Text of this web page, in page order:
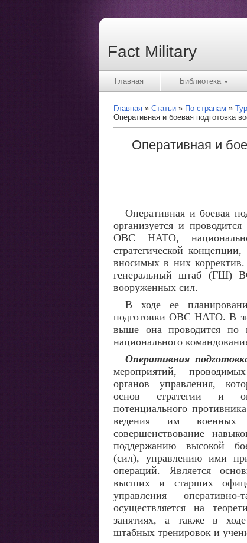
Fact Military
Главная Библиотека
Главная Статьи По странам
Оперативная и боевая подготовка
Оперативная и
Оперативная и боевая
организуется и
ОВС НАТО,
стратегической
вносимых в них
генеральный штаб (ГШ)
вооруженных сил.
В ходе ее
подготовки ОВС НАТО. В
выше она проводится
национального
Оперативная
мероприятий,
органов управления,
основ стратегии и
потенциального
ведения им
совершенствование
поддержанию высокой
(сил), управлению ими
операций. Является
высших и старших
управления
осуществляется на
занятиях, а также в
штабных тренировок и